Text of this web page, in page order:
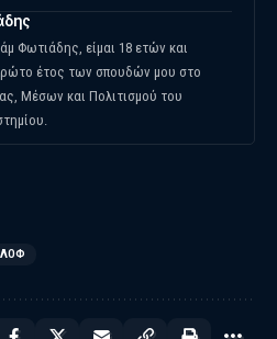
Φωτιάδης, είμαι 18 ετών και
έτος των σπουδών μου στο
Μέσων και Πολιτισμού του